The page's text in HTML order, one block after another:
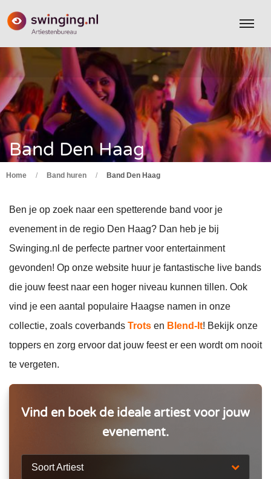
Band Den Haag
Home / Band huren / Band Den Haag
Ben je op zoek naar een spetterende band voor je
evenement in de regio Den Haag? Dan heb je bij
Swinging.nl de perfecte partner voor entertainment
gevonden! Op onze website huur je fantastische live bands
die jouw feest naar een hoger niveau kunnen tillen. Ook
vind je een aantal populaire Haagse namen in onze
collectie, zoals coverbands Trots en Blend-It! Bekijk onze
toppers en zorg ervoor dat jouw feest er een wordt om nooit
te vergeten.
Vind en boek de ideale artiest voor jouw
evenement.
Soort Artiest